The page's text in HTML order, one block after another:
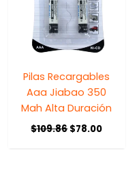
Pilas Recargables
Aaa Jiabao 350
Mah Alta Duración
$109.86$78.00